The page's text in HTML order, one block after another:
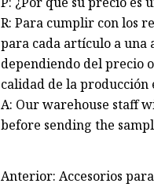
R: Para cumplir con los
para cada artículo a una
dependiendo del precio
calidad de la
A: Our warehouse staff
before sending the
Anterior: Accesorios